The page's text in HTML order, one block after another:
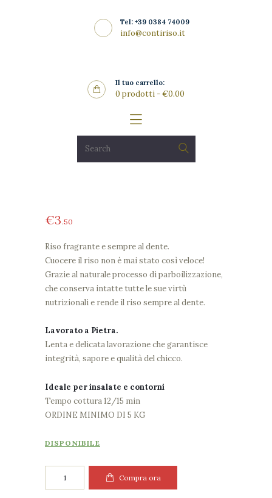
Tel: +39 0384 74009
info@contiriso.it
Il tuo carrello:
0 prodotti-€0.00
CONTIRISO
Punto Vendita
€3 50
Riso fragrante e sempre al dente.
Cuocere il riso non è mai stato così veloce!
Grazie al naturale processo di parboilizzazione,
che conserva intatte tutte le sue virtù
nutrizionali e rende il riso sempre al dente.
Lavorato a Pietra.
Lenta e delicata lavorazione che garantisce
integrità, sapore e qualità del chicco.
Ideale per insalate e contorni
Tempo cottura 12/15 min
ORDINE MINIMO DI 5 KG
DISPONIBILE
Ribe
Compra ora